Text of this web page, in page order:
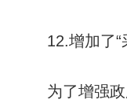
12.增加了“
为了增强